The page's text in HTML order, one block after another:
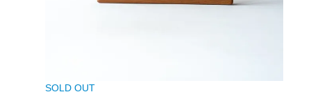
SOLD OUT